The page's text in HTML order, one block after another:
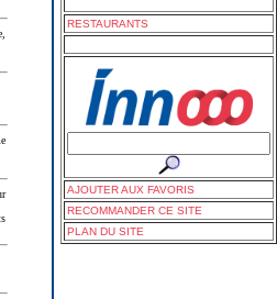
RESTAURANTS
AJOUTER AUX FAVORIS
RECOMMANDER CE SITE
PLAN DU SITE